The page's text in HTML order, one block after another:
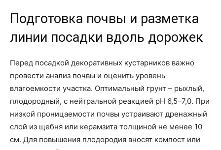
Подготовка почвы и разметка
линии посадки вдоль дорожек
Перед посадкой декоративных кустарников важно
провести анализ почвы и оценить уровень
влагоемкости участка. Оптимальный грунт – рыхлый,
плодородный, с нейтральной реакцией pH 6,5–7,0. При
низкой проницаемости почвы устраивают дренажный
слой из щебня или керамзита толщиной не менее 10
см. Для повышения плодородия вносят компост или